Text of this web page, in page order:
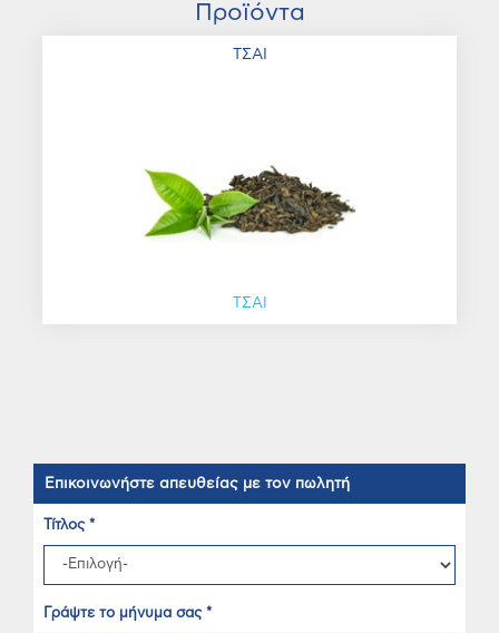
Προϊόντα
ΤΣΑΙ
ΤΣΑΙ
Επικοινωνήστε απευθείας με τον πωλητή
Τίτλος *
Γράψτε το μήνυμα σας *